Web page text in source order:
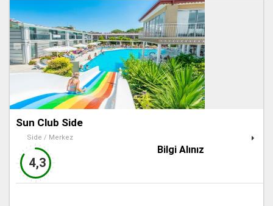
Sun Club Side
Side / Merkez
4,3
Bilgi Alınız